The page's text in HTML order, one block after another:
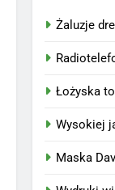
Żaluzje
Łożyska
Wysokiej
Maska